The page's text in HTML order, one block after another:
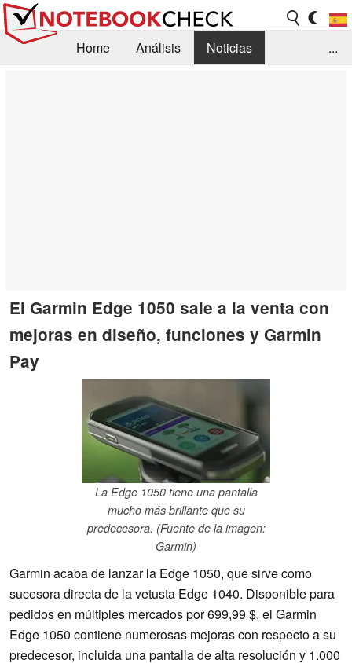
Home Análisis
Noticias
...
El Garmin Edge 1050 sale a la venta con
mejoras en diseño, funciones y Garmin
Pay
La Edge 1050 tiene una pantalla
mucho más brillante que su
predecesora. (Fuente de la imagen:
Garmin)
Garmin acaba de lanzar la Edge 1050, que sirve como
sucesora directa de la vetusta Edge 1040. Disponible para
pedidos en múltiples mercados por 699,99 $, el Garmin
Edge 1050 contiene numerosas mejoras con respecto a su
predecesor, incluida una pantalla de alta resolución y 1.000